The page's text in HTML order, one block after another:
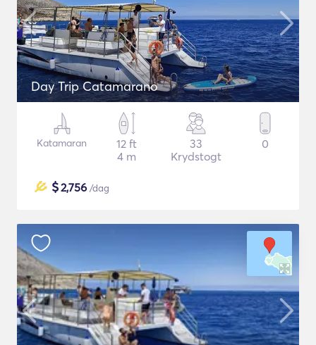
Day Trip Catamarano
Katamaran
12 ft
4 m
33
Krydstogt
0
$2,756 /dag